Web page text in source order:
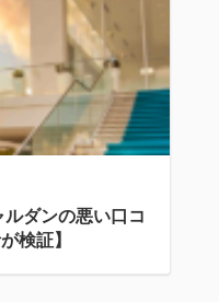
ダンの悪い口コ
検証】